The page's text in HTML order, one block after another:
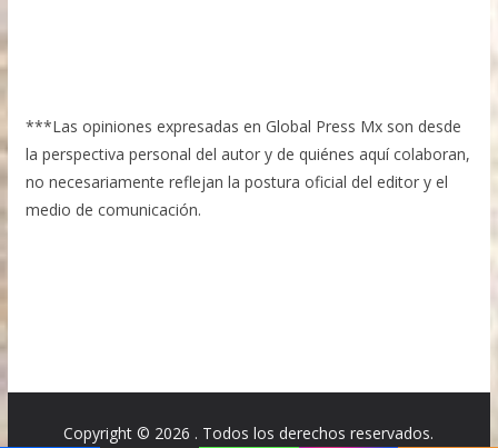
***Las opiniones expresadas en Global Press Mx son desde
la perspectiva personal del autor y de quiénes aquí colaboran,
no necesariamente reflejan la postura oficial del editor y el
medio de comunicación.
Copyright © 2026 . Todos los derechos reservados.